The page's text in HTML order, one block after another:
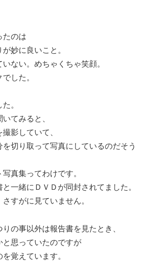
たのは
妙に良いこと。
ない。めちゃくちゃ笑顔。
した。
。
てみると、
影していて、
切り取って写真にしているのだそう
真集ってわけです。
一緒にＤＶＤが同封されてました。
すがに見ていません。
の事以外は報告書を見たとき、
と思っていたのですが
覚えています。